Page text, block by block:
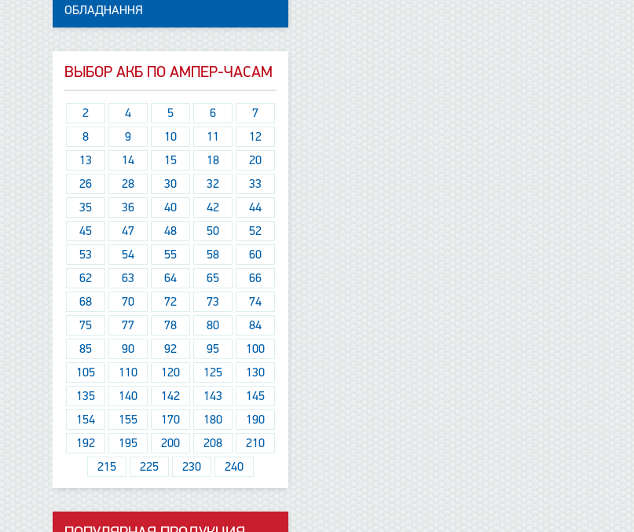
ОБЛАДНАННЯ
ВЫБОР АКБ ПО АМПЕР-ЧАСАМ
2 4 5 6
7
8
9 10 11
12
13
14 15 18
20
26
28 30 32
33
35
36 40 42
44
45
47 48 50
52
53
54 55 58
60
62
63 64 65
66
68
70 72 73
74
75
77 78 80
84
85
90 92 95
100
105
110 120 125
130
135
140 142 143
145
154
155 170 180
190
192
195 200 208
210
215
225 230 240